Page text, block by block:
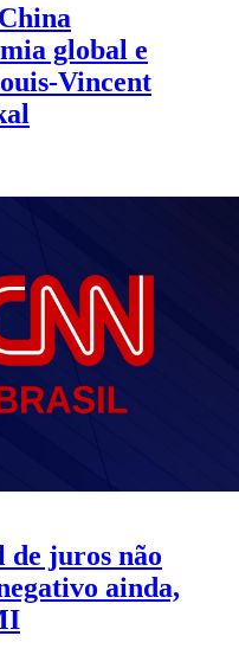
global e
Vincent
de juros não
ainda,